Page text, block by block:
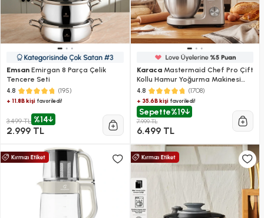
Emsan Emirgan 8 Parça Çelik
Tencere Seti
4.8 (195)
+ 11.8B kişi favoriledi!
3.499 TL %14
2.999 TL
KaracaMastermaid Chef Pro Çift
Kollu Hamur Yoğurma Makinesi
Iconic Beige 1500W 5L
4.8 (1708)
+ 35.6B kişifavoriledi!
Sepette%19
7.999 TL
6.499 TL